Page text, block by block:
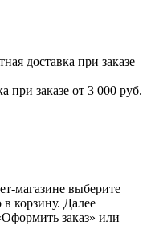
доставка при заказе
при заказе от 3 000 руб.
магазине выберите
корзину. Далее
заказ» или